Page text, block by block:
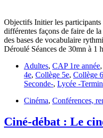
Objectifs Initier les participants
différentes façons de faire de
des bases de vocabulaire
Déroulé Séances de 30mn à
Adultes, CAP 1re année,
4e, Collège 5e, Collège
Seconde-, Lycée -
Cinéma, Conférences,
Ciné-débat : Le